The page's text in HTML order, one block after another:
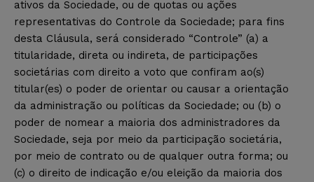
ativos da Sociedade, ou de quotas ou ações
representativas do Controle da Sociedade; para fins
desta Cláusula, será considerado “Controle” (a) a
titularidade, direta ou indireta, de participações
societárias com direito a voto que confiram ao(s)
titular(es) o poder de orientar ou causar a orientação
da administração ou políticas da Sociedade; ou (b) o
poder de nomear a maioria dos administradores da
Sociedade, seja por meio da participação societária,
por meio de contrato ou de qualquer outra forma; ou
(c) o direito de indicação e/ou eleição da maioria dos